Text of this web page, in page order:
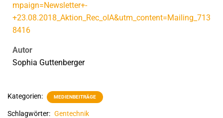
mpaign=Newsletter+-
+23.08.2018_Aktion_Rec_oIA&utm_content=Mailing_713
8416
Autor
Sophia Guttenberger
Kategorien: MEDIENBEITRÄGE
Schlagwörter: Gentechnik